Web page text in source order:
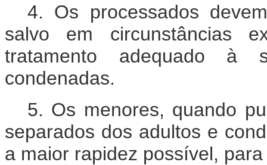
4. Os processados
salvo em circunstâncias
tratamento adequado à
condenadas.
5. Os menores, quando
separados dos adultos e
a maior rapidez possível,